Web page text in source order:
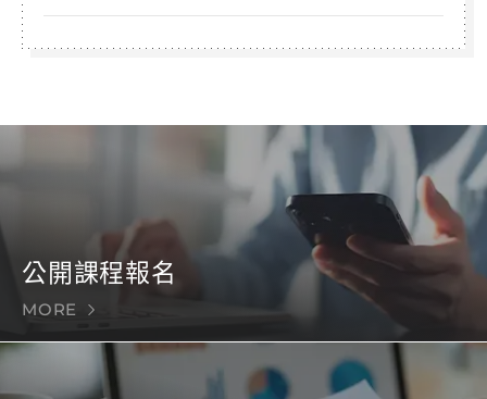
公開課程報名
MORE